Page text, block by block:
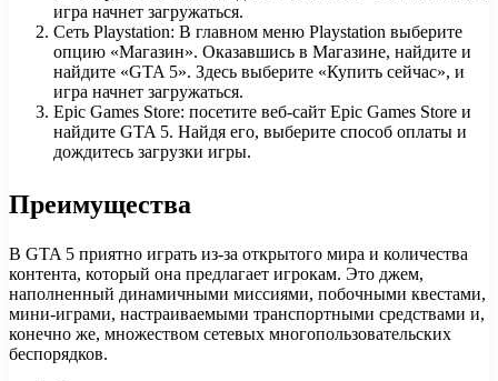
игра начнет загружаться.
Сеть Playstation: В главном меню Playstation выберите
опцию «Магазин». Оказавшись в Магазине, найдите и
найдите «GTA 5». Здесь выберите «Купить сейчас», и
игра начнет загружаться.
Epic Games Store: посетите веб-сайт Epic Games Store и
найдите GTA 5. Найдя его, выберите способ оплаты и
дождитесь загрузки игры.
Преимущества
В GTA 5 приятно играть из-за открытого мира и количества
контента, который она предлагает игрокам. Это джем,
наполненный динамичными миссиями, побочными квестами,
мини-играми, настраиваемыми транспортными средствами и,
конечно же, множеством сетевых многопользовательских
беспорядков.